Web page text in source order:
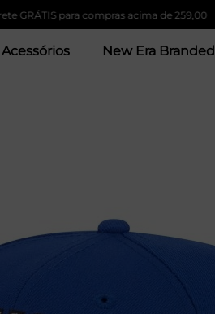
para compras acima de 259,00 |
Acessórios New Era Branded